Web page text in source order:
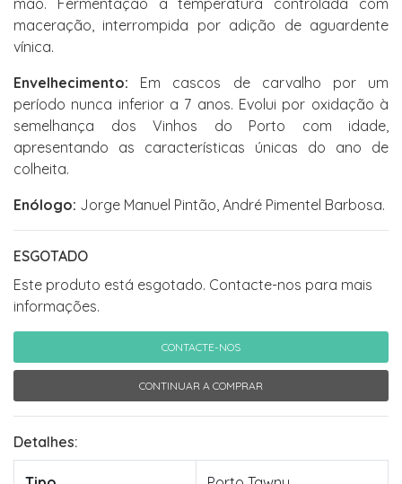
mão. Fermentação a temperatura controlada com
maceração, interrompida por adição de aguardente
vínica.
Envelhecimento: Em cascos de carvalho por um
período nunca inferior a 7 anos. Evolui por oxidação à
semelhança dos Vinhos do Porto com idade,
apresentando as características únicas do ano de
colheita.
Enólogo: Jorge Manuel Pintão, André Pimentel Barbosa.
ESGOTADO
Este produto está esgotado. Contacte-nos para mais
informações.
CONTACTE-NOS
CONTINUAR A COMPRAR
Detalhes: